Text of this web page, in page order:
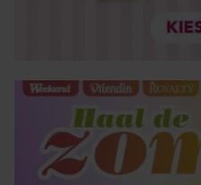
partners kunnen deze
verzameld op basis van
gaat akkoord met onze
gebruiken.